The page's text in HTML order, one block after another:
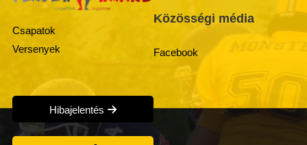
Csapatok
Versenyek
Hibajelentés
Közösségi média
Facebook